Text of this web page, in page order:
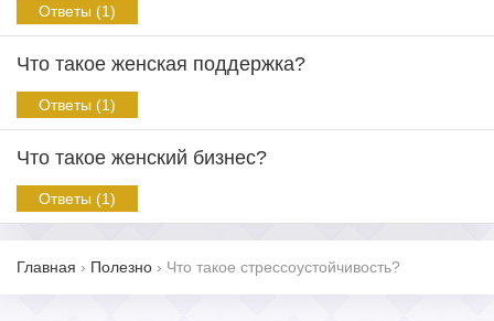
Ответы (1)
Что такое женская поддержка?
Ответы (1)
Что такое женский бизнес?
Ответы (1)
Главная › Полезно › Что такое стрессоустойчивость?